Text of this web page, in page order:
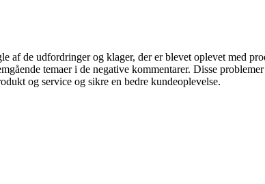
de udfordringer og klager, der er blevet oplevet med
temaer i de negative kommentarer. Disse
og service og sikre en bedre kundeoplevelse.